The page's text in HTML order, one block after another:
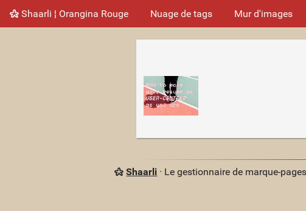
Shaarli ¦ Orangina Rouge Nuage de tags Mur d'images
Shaarli · Le gestionnaire de marque-